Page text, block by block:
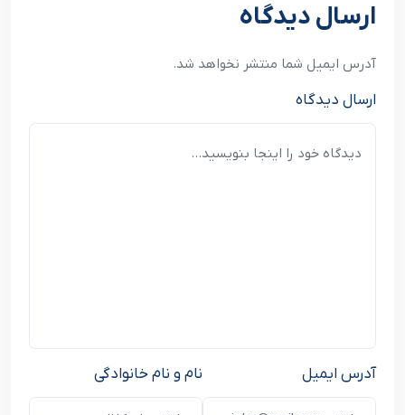
ارسال دیدگاه
آدرس ایمیل شما منتشر نخواهد شد.
ارسال دیدگاه
نام و نام خانوادگی آدرس ایمیل